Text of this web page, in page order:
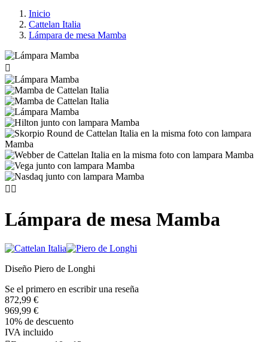
Inicio
Cattelan Italia
Lámpara de mesa Mamba

 
Lámpara de mesa Mamba
Diseño Piero de Longhi
Se el primero en escribir una reseña
872,99 €
969,99 €
10% de descuento
IVA incluido